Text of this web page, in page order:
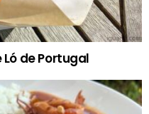
de Portugal